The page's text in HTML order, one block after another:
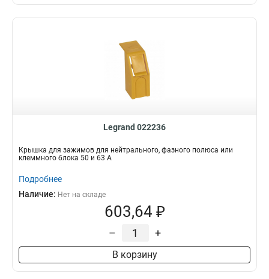
Legrand 022236
Крышка для зажимов для нейтрального, фазного полюса или
клеммного блока 50 и 63 A
Подробнее
Наличие: Нет на складе
603,64 ₽
– +
В корзину